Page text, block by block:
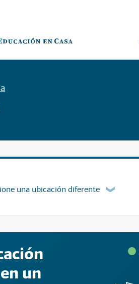
una ubicación diferente
un